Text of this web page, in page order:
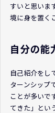
すいと思いま
境に身を置く
自分の能
自己紹介をし
ターンシップ
ことが多いで
てきた」とい